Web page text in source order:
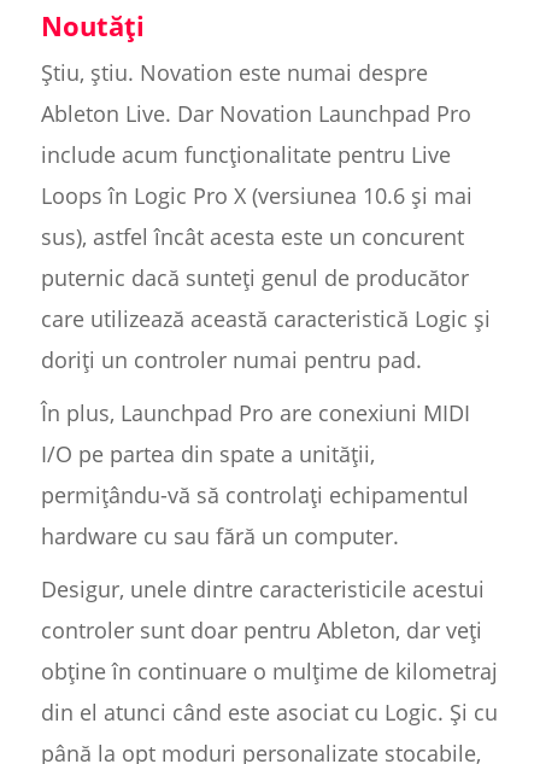
Noutăți
Știu, știu. Novation este numai despre
Ableton Live. Dar Novation Launchpad Pro
include acum funcționalitate pentru Live
Loops în Logic Pro X (versiunea 10.6 și mai
sus), astfel încât acesta este un concurent
puternic dacă sunteți genul de producător
care utilizează această caracteristică Logic și
doriți un controler numai pentru pad.
În plus, Launchpad Pro are conexiuni MIDI
I/O pe partea din spate a unității,
permițându-vă să controlați echipamentul
hardware cu sau fără un computer.
Desigur, unele dintre caracteristicile acestui
controler sunt doar pentru Ableton, dar veți
obține în continuare o mulțime de kilometraj
din el atunci când este asociat cu Logic. Și cu
până la opt moduri personalizate stocabile,